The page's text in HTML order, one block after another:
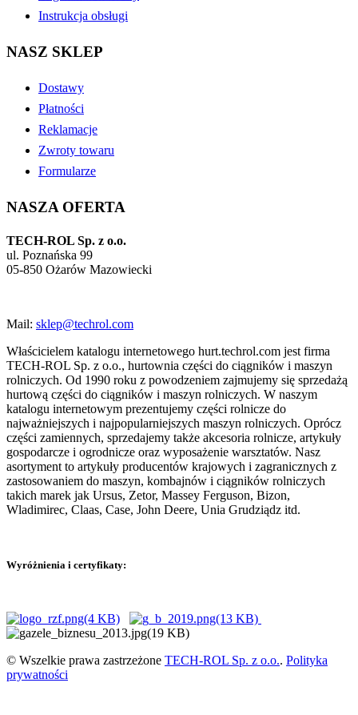
Instrukcja obsługi
NASZ SKLEP
Dostawy
Płatności
Reklamacje
Zwroty towaru
Formularze
NASZA OFERTA
TECH-ROL Sp. z o.o.
ul. Poznańska 99
05-850 Ożarów Mazowiecki
Mail: sklep@techrol.com
Właścicielem katalogu internetowego hurt.techrol.com jest firma
TECH-ROL Sp. z o.o., hurtownia części do ciągników i maszyn
rolniczych. Od 1990 roku z powodzeniem zajmujemy się sprzedażą
hurtową części do ciągników i maszyn rolniczych. W naszym
katalogu internetowym prezentujemy części rolnicze do
najważniejszych i najpopularniejszych maszyn rolniczych. Oprócz
części zamiennych, sprzedajemy także akcesoria rolnicze, artykuły
gospodarcze i ogrodnicze oraz wyposażenie warsztatów. Nasz
asortyment to artykuły producentów krajowych i zagranicznych z
zastosowaniem do maszyn, kombajnów i ciągników rolniczych
takich marek jak Ursus, Zetor, Massey Ferguson, Bizon,
Wladimirec, Claas, Case, John Deere, Unia Grudziądz itd.
Wyróżnienia i certyfikaty:
© Wszelkie prawa zastrzeżone TECH-ROL Sp. z o.o.. Polityka
prywatności